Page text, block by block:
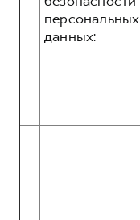
персональных
данных: